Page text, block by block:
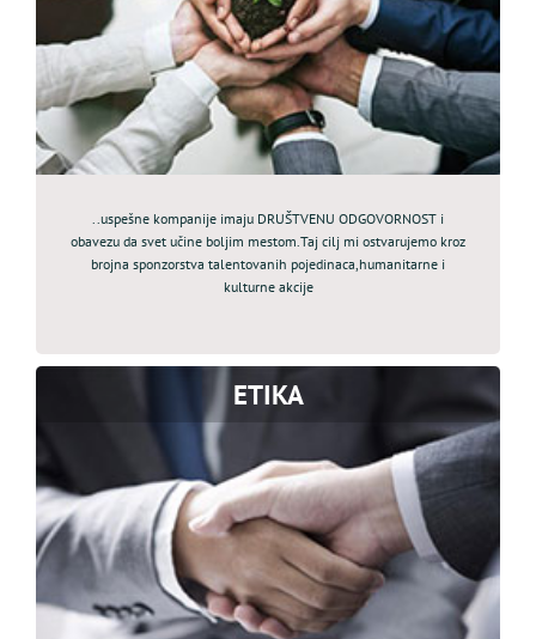
..uspešne kompanije imaju DRUŠTVENU ODGOVORNOST i
obavezu da svet učine boljim mestom.Taj cilj mi ostvarujemo kroz
brojna sponzorstva talentovanih pojedinaca,humanitarne i
kulturne akcije
ETIKA